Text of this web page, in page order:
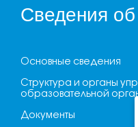
Сведения об
Основные сведения
Структура и органы
образовательной
Документы